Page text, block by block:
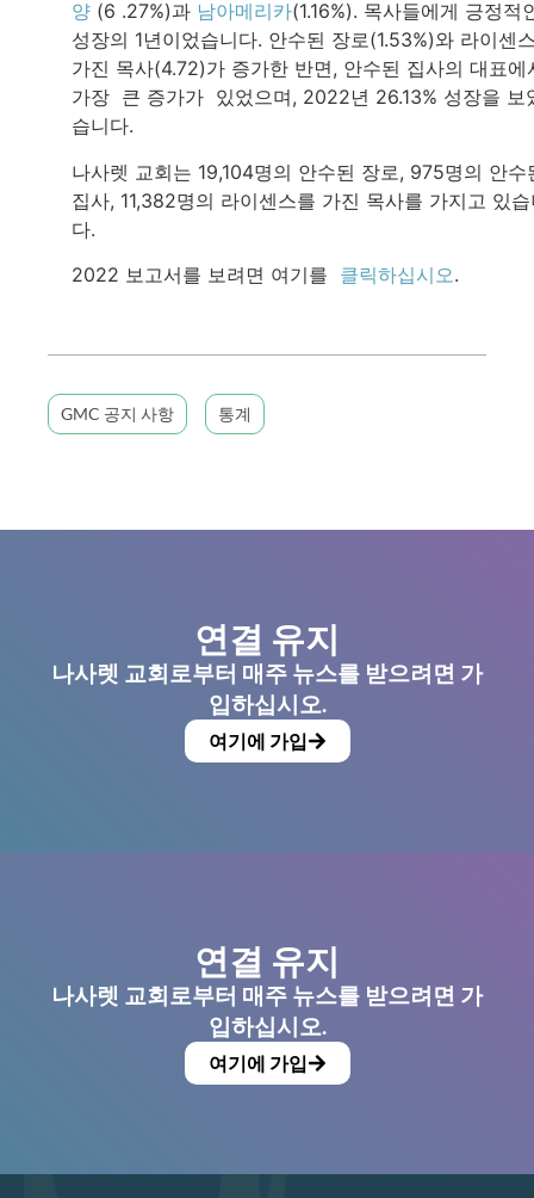
양 (6 .27%)과 남아메리카(1.16%). 목사들에게 긍정적
성장의 1년이었습니다. 안수된 장로(1.53%)와 라이센
가진 목사(4.72)가 증가한 반면, 안수된 집사의 대표에
가장 큰 증가가 있었으며, 2022년 26.13% 성장을 보
습니다.
나사렛 교회는 19,104명의 안수된 장로, 975명의 안수
집사, 11,382명의 라이센스를 가진 목사를 가지고 있
다.
2022 보고서를 보려면 여기를 클릭하십시오.
GMC 공지 사항 통계
연결 유지
나사렛 교회로부터 매주 뉴스를 받으려면 가
입하십시오.
여기에 가입
연결 유지
나사렛 교회로부터 매주 뉴스를 받으려면 가
입하십시오.
여기에 가입